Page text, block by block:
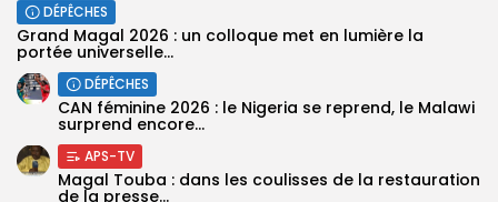
DÉPÊCHES
Grand Magal 2026 : un colloque met en lumière la
portée universelle...
DÉPÊCHES
‎CAN féminine 2026 : le Nigeria se reprend, le Malawi
surprend encore...
APS-TV
Magal Touba : dans les coulisses de la restauration
de la presse...